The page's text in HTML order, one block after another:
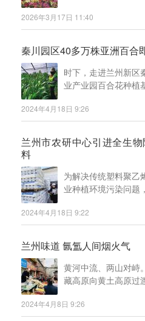
2026年3月17日 11:40
秦川园区40多万株亚洲百合
时下，走进兰州新区
业产业园百合花种
2024年4月18日 9:26
兰州市农研中心引进全生
料
为解决传统塑料聚乙
业种植环境污染问
2024年4月18日 9:22
兰州味道 氤氲人间烟火气
黄河中流、两山对峙
藏高原向黄土高原
2024年4月8日 9:26